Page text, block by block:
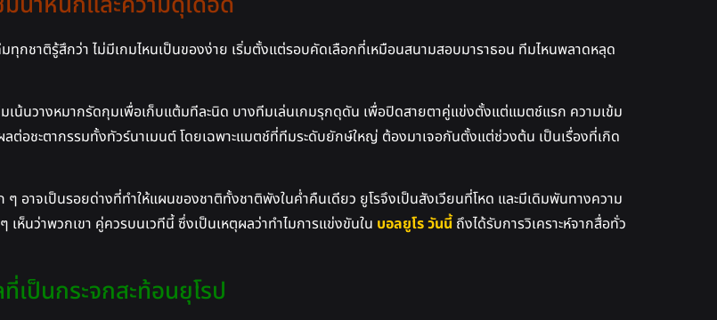
กชาติรู้สึกว่า ไม่มีเกมไหนเป็นของง่าย เริ่มตั้งแต่รอบคัดเลือกที่เหมือนสนามสอบมาราธอน ทีมไหนพลาดหลุด
น้นวางหมากรัดกุมเพื่อเก็บแต้มทีละนิด บางทีมเล่นเกมรุกดุดัน เพื่อปิดสายตาคู่แข่งตั้งแต่แมตช์แรก ความเข้ม
ต่อชะตากรรมทั้งทัวร์นาเมนต์ โดยเฉพาะแมตช์ที่ทีมระดับยักษ์ใหญ่ ต้องมาเจอกันตั้งแต่ช่วงต้น เป็นเรื่องที่เกิด
อาจเป็นรอยด่างที่ทำให้แผนของชาติทั้งชาติพังในค่ำคืนเดียว ยูโรจึงเป็นสังเวียนที่โหด และมีเดิมพันทางความ
ห็นว่าพวกเขา คู่ควรบนเวทีนี้ ซึ่งเป็นเหตุผลว่าทำไมการแข่งขันใน บอลยูโร วันนี้ ถึงได้รับการวิเคราะห์จากสื่อทั่ว
ป็นกระจกสะท้อนยุโรป